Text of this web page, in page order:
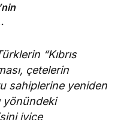
“Kıbrıs
çetelerin
sahiplerine yeniden
yönündeki
iyice